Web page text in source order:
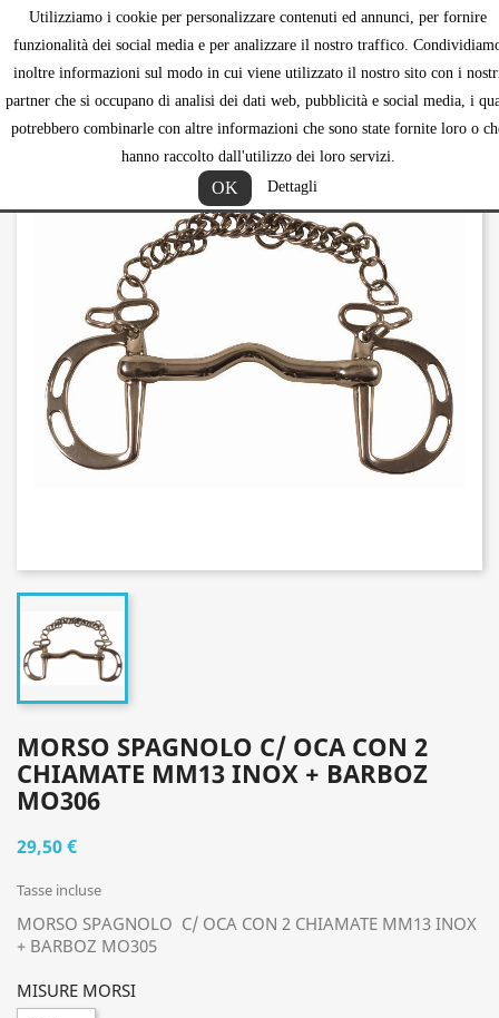
Utilizziamo i cookie per personalizzare contenuti ed annunci, per fornire
funzionalità dei social media e per analizzare il nostro traffico.
inoltre informazioni sul modo in cui viene utilizzato il nostro sito con i
partner che si occupano di analisi dei dati web, pubblicità e social media, i
potrebbero combinarle con altre informazioni che sono state fornite loro o
hanno raccolto dall'utilizzo dei loro servizi.
OK Dettagli

MORSO SPAGNOLO C/ OCA CON 2
CHIAMATE MM13 INOX + BARBOZ
MO306
29,50 €
Tasse incluse
MORSO SPAGNOLO C/ OCA CON 2 CHIAMATE MM13 INOX
+ BARBOZ MO305
MISURE MORSI